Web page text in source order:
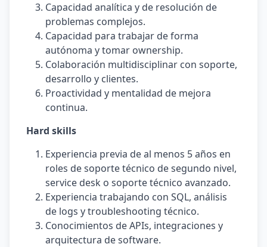
Capacidad analítica y de resolución de
problemas complejos.
Capacidad para trabajar de forma
autónoma y tomar ownership.
Colaboración multidisciplinar con soporte,
desarrollo y clientes.
Proactividad y mentalidad de mejora
continua.
Hard skills
Experiencia previa de al menos 5 años en
roles de soporte técnico de segundo nivel,
service desk o soporte técnico avanzado.
Experiencia trabajando con SQL, análisis
de logs y troubleshooting técnico.
Conocimientos de APIs, integraciones y
arquitectura de software.